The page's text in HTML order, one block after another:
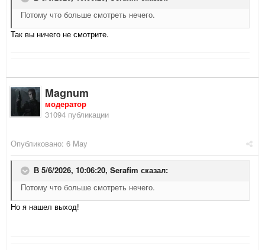
Потому что больше смотреть нечего.
Так вы ничего не смотрите.
Magnum
модератор
31094 публикации
Опубликовано: 6 May
В 5/6/2026, 10:06:20, Serafim сказал:
Потому что больше смотреть нечего.
Но я нашел выход!